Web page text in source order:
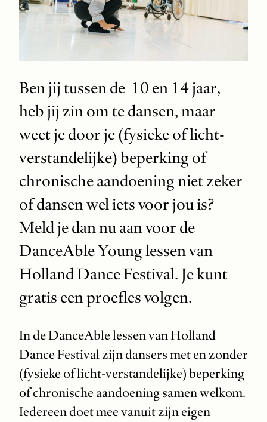
Ben jij tussen de 10 en 14 jaar,
heb jij zin om te dansen, maar
weet je door je (fysieke of licht-
verstandelijke) beperking of
chronische aandoening niet zeker
of dansen wel iets voor jou is?
Meld je dan nu aan voor de
DanceAble Young lessen van
Holland Dance Festival. Je kunt
gratis een proefles volgen.
In de DanceAble lessen van Holland
Dance Festival zijn dansers met en zonder
(fysieke of licht-verstandelijke) beperking
of chronische aandoening samen welkom.
Iedereen doet mee vanuit zijn eigen